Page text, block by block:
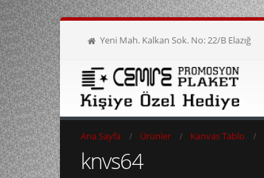
Yeni Mah. Kalkan Sok. No: 22/B Elazığ
Ana Sayfa Ürünler Kanvas Tablo
knvs64